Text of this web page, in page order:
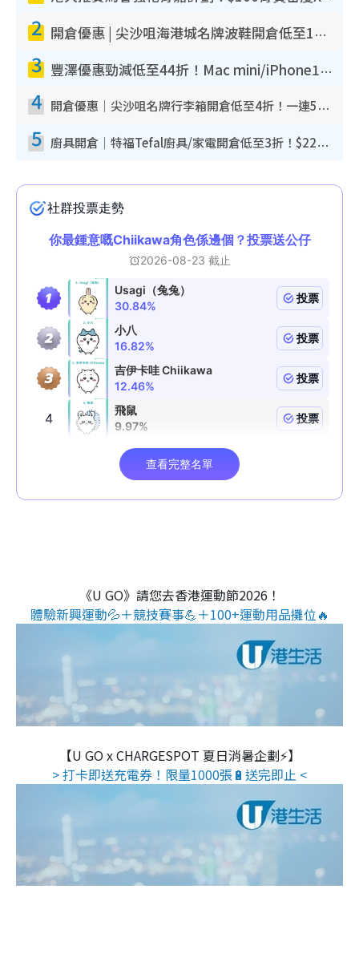
2 開倉優惠 | 尖沙咀海港城名牌波鞋開倉低至1折！On鞋$899起／Joy&Peace鞋履$98起
3 豐澤優惠勁減低至44折！Mac mini/iPhone17Pro大減價！廚房家電$220起
4 開倉優惠｜尖沙咀名牌行李箱開倉低至4折！一連5日 American Tourister/ace./Hallmark $200起！
5 廚具開倉｜特福Tefal廚具/家電開倉低至3折！$220起買平底鍋/炒鑊/湯煲！電飯煲/吸塵機/燙斗$418起
《U GO》請您去香港運動節2026！
體驗新興運動💦＋競技賽事💪＋100+運動用品攤位🔥
【U GO x CHARGESPOT 夏日消暑企劃⚡】
> 打卡即送充電券！限量1000張🔋送完即止 <